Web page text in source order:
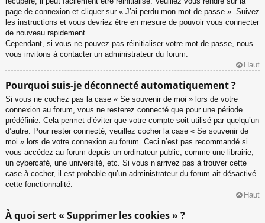
page de connexion et cliquer sur « J’ai perdu mon mot de passe ». Suivez
les instructions et vous devriez être en mesure de pouvoir vous connecter
de nouveau rapidement.
Cependant, si vous ne pouvez pas réinitialiser votre mot de passe, nous
vous invitons à contacter un administrateur du forum.
Haut
Pourquoi suis-je déconnecté automatiquement ?
Si vous ne cochez pas la case « Se souvenir de moi » lors de votre
connexion au forum, vous ne resterez connecté que pour une période
prédéfinie. Cela permet d’éviter que votre compte soit utilisé par quelqu’un
d’autre. Pour rester connecté, veuillez cocher la case « Se souvenir de
moi » lors de votre connexion au forum. Ceci n’est pas recommandé si
vous accédez au forum depuis un ordinateur public, comme une librairie,
un cybercafé, une université, etc. Si vous n’arrivez pas à trouver cette
case à cocher, il est probable qu’un administrateur du forum ait désactivé
cette fonctionnalité.
Haut
À quoi sert « Supprimer les cookies » ?